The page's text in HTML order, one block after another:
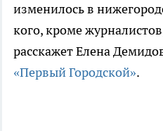
изменилось в
кого, кроме
расскажет Елена
«Первый Городской».